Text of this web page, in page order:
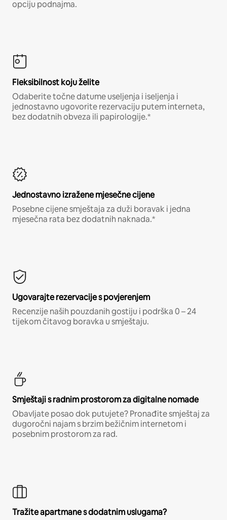
opciju podnajma.
Fleksibilnost koju želite
Odaberite točne datume useljenja i iseljenja i
jednostavno ugovorite rezervaciju putem interneta,
bez dodatnih obveza ili papirologije.*
Jednostavno izražene mjesečne cijene
Posebne cijene smještaja za duži boravak i jedna
mjesečna rata bez dodatnih naknada.*
Ugovarajte rezervacije s povjerenjem
Recenzije naših pouzdanih gostiju i podrška 0 – 24
tijekom čitavog boravka u smještaju.
Smještaji s radnim prostorom za digitalne nomade
Obavljate posao dok putujete? Pronađite smještaj za
dugoročni najam s brzim bežičnim internetom i
posebnim prostorom za rad.
Tražite apartmane s dodatnim uslugama?